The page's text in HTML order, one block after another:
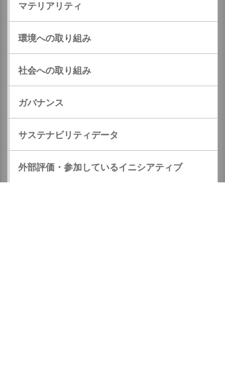
マテリアリティ
環境への取り組み
社会への取り組み
ガバナンス
サステナビリティデータ
外部評価・参加しているイニシアティブ